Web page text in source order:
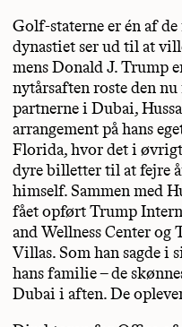
Golf-staterne er én af
dynastiet ser ud til at
mens Donald J. Trump
nytårsaften roste den
partnerne i Dubai,
arrangement på hans
Florida, hvor det i
dyre billetter til at fejre
himself. Sammen med
fået opført Trump
and Wellness Center
Villas. Som han sagde i
hans familie – de
Dubai i aften. De